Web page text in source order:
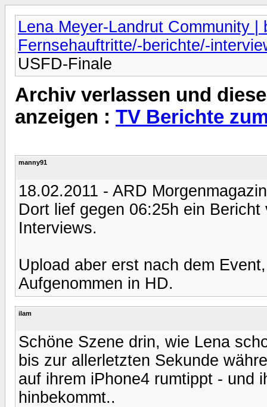
Lena Meyer-Landrut Community |
Fernsehauftritte/-berichte/-
USFD-Finale
Archiv verlassen und
anzeigen : TV Berichte
manny91
18.02.2011 - ARD Morgenmagazin
Dort lief gegen 06:25h ein
Interviews.
Upload aber erst nach dem
Aufgenommen in HD.
ilam
Schöne Szene drin, wie Lena
bis zur allerletzten Sekunde
auf ihrem iPhone4 rumtippt - und
hinbekommt..